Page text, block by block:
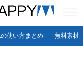
の使い方まとめ 無料素材